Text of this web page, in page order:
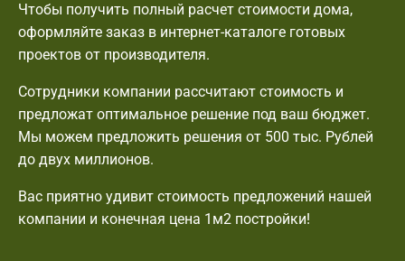
Чтобы получить полный расчет стоимости дома,
оформляйте заказ в интернет-каталоге готовых
проектов от производителя.
Сотрудники компании рассчитают стоимость и
предложат оптимальное решение под ваш бюджет.
Мы можем предложить решения от 500 тыс. Рублей
до двух миллионов.
Вас приятно удивит стоимость предложений нашей
компании и конечная цена 1м2 постройки!